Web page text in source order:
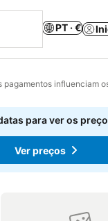
PT · €
pagamentos influenciam
para ver os
Ver preços